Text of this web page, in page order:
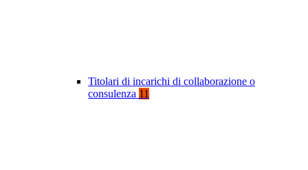
Titolari di incarichi di collaborazione o
consulenza 11